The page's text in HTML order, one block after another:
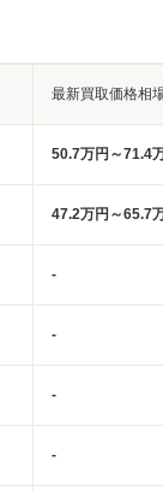
最新買取価格相
50.7万円～71.4
47.2万円～65.7
-
-
-
-